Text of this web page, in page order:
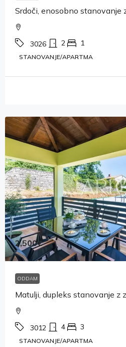
Srdoči, enosobno stanovanje
3026 2 1
STANOVANJE/APARTMA
2,500€
ODDAM
Matulji, dupleks stanovanje z
3012 4 3
STANOVANJE/APARTMA